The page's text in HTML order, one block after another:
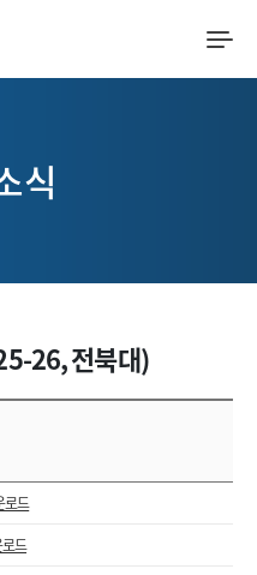
식
26, 전북대)
로드
드